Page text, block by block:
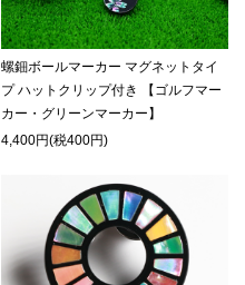
螺鈿ボールマーカー マグネットタイ
プ ハットクリップ付き 【ゴルフマー
カー・グリーンマーカー】
4,400円(税400円)